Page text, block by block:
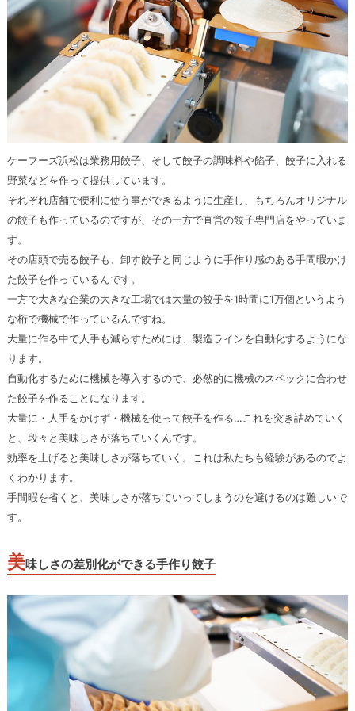
ケーフーズ浜松は業務用餃子、そして餃子の調味料や餡子、餃子に入れる
野菜などを作って提供しています。
それぞれ店舗で便利に使う事ができるように生産し、もちろんオリジナル
の餃子も作っているのですが、その一方で直営の餃子専門店をやっていま
す。
その店頭で売る餃子も、卸す餃子と同じように手作り感のある手間暇かけ
た餃子を作っているんです。
一方で大きな企業の大きな工場では大量の餃子を1時間に1万個というよう
な桁で機械で作っているんですね。
大量に作る中で人手も減らすためには、製造ラインを自動化するようにな
ります。
自動化するために機械を導入するので、必然的に機械のスペックに合わせ
た餃子を作ることになります。
大量に・人手をかけず・機械を使って餃子を作る…これを突き詰めていく
と、段々と美味しさが落ちていくんです。
効率を上げると美味しさが落ちていく。これは私たちも経験があるのでよ
くわかります。
手間暇を省くと、美味しさが落ちていってしまうのを避けるのは難しいで
す。
美味しさの差別化ができる手作り餃子